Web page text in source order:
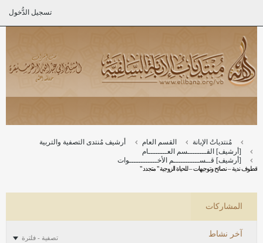
تسجيل الدُّخول
مُنتدياتُ الإبانة القسم العام
أرشيف مُنتدى التصفية والتربية
[أرشيف] القــــــــسم العــــــــام
[أرشيف] قــســـــــــــم الأخــــــــــــوات
قطوف ندية – نصائح وتوجيهات – للحياة الزوجية " متجدد "
المشاركات
آخر نشاط تصفية - فلترة